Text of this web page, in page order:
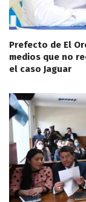
Prefecto de El
medios que no
el caso Jaguar